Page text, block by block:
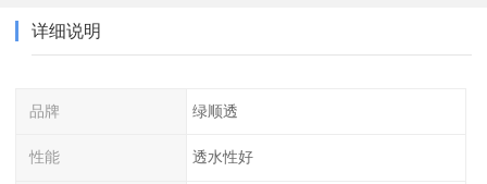
详细说明
品牌 绿顺透
性能 透水性好